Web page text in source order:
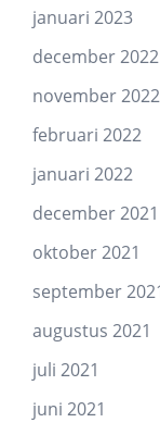
januari 2023
december 2022
november 2022
februari 2022
januari 2022
december 2021
oktober 2021
september
augustus 2021
juli 2021
juni 2021